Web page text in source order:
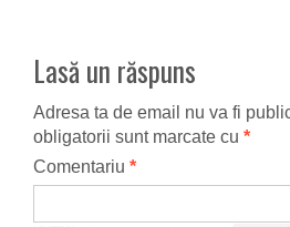
Lasă un răspuns
Adresa ta de email nu va fi
obligatorii sunt marcate cu *
Comentariu *